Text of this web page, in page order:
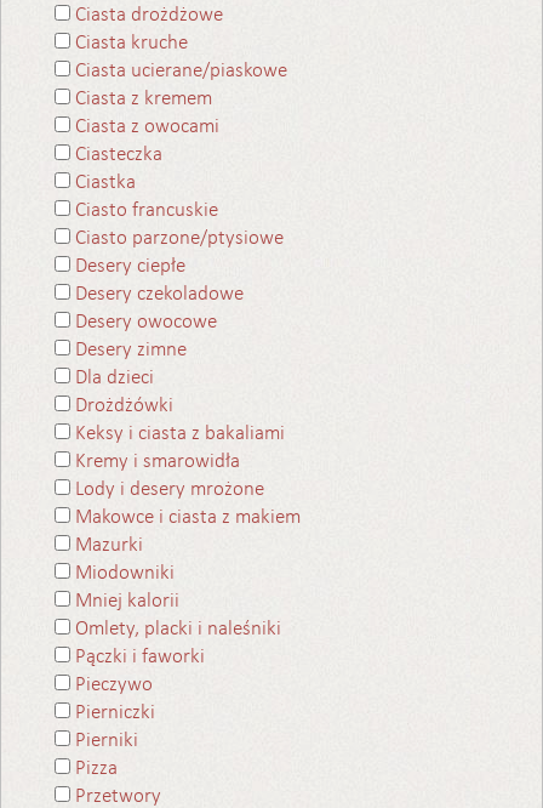
Ciasta drożdżowe
Ciasta kruche
Ciasta ucierane/piaskowe
Ciasta z kremem
Ciasta z owocami
Ciasteczka
Ciastka
Ciasto francuskie
Ciasto parzone/ptysiowe
Desery ciepłe
Desery czekoladowe
Desery owocowe
Desery zimne
Dla dzieci
Drożdżówki
Keksy i ciasta z bakaliami
Kremy i smarowidła
Lody i desery mrożone
Makowce i ciasta z makiem
Mazurki
Miodowniki
Mniej kalorii
Omlety, placki i naleśniki
Pączki i faworki
Pieczywo
Pierniczki
Pierniki
Pizza
Przetwory